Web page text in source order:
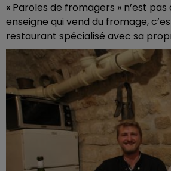
« Paroles de fromagers » n’est pas
enseigne qui vend du fromage,
restaurant spécialisé avec sa